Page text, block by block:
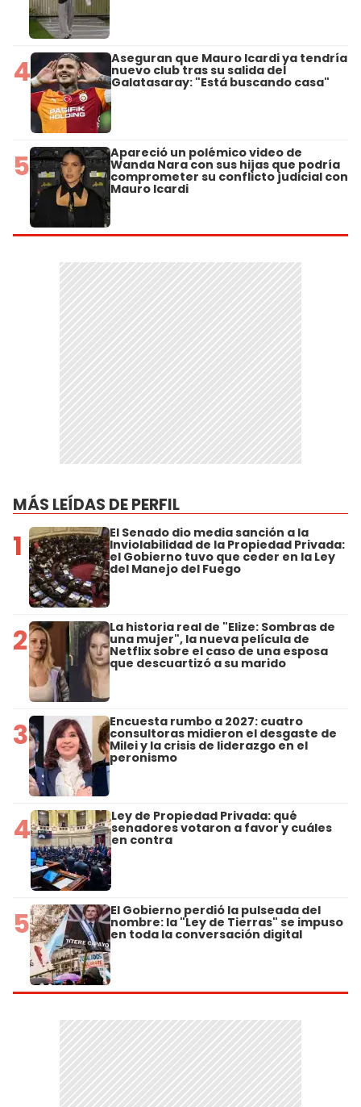
4 Aseguran que Mauro Icardi ya tendría
nuevo club tras su salida del
Galatasaray: "Está buscando casa"
5 Apareció un polémico video de
Wanda Nara con sus hijas que podría
comprometer su conflicto judicial con
Mauro Icardi
MÁS LEÍDAS DE PERFIL
1 El Senado dio media sanción a la
Inviolabilidad de la Propiedad Privada:
el Gobierno tuvo que ceder en la Ley
del Manejo del Fuego
2 La historia real de "Elize: Sombras de
una mujer", la nueva película de
Netflix sobre el caso de una esposa
que descuartizó a su marido
3 Encuesta rumbo a 2027: cuatro
consultoras midieron el desgaste de
Milei y la crisis de liderazgo en el
peronismo
4 Ley de Propiedad Privada: qué
senadores votaron a favor y cuáles
en contra
5 El Gobierno perdió la pulseada del
nombre: la "Ley de Tierras" se impuso
en toda la conversación digital